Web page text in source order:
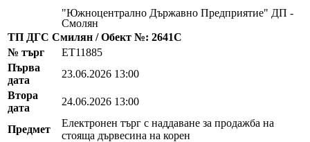
"Южноцентрално Държавно Предприятие" ДП -
Смолян
ТП ДГС Смилян / Обект №: 2641C
№ търг
EТ11885
Първа
дата
23.06.2026 13:00
Втора
дата
24.06.2026 13:00
Предмет
Електронен търг с наддаване за продажба на
стояща дървесина на корен